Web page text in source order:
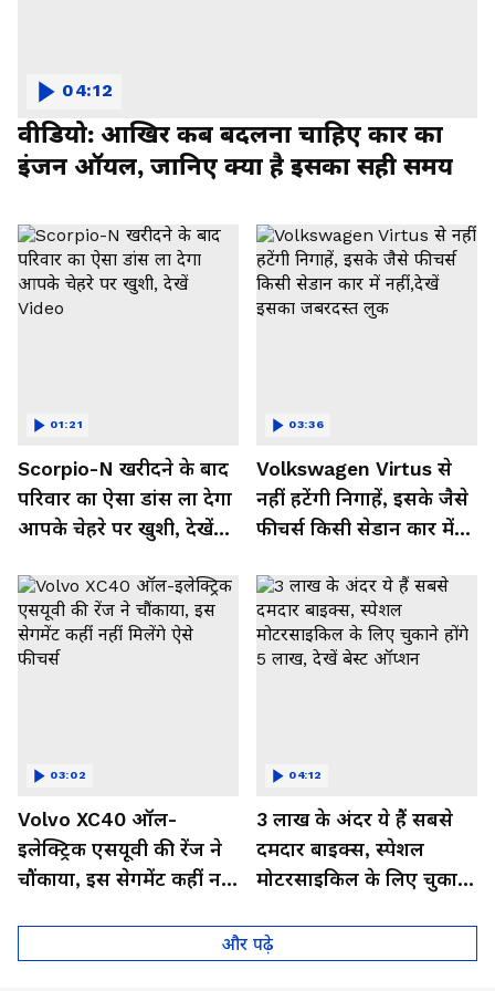
वीडियो: आखिर कब बदलना चाहिए कार का
इंजन ऑयल, जानिए क्या है इसका सही समय
04:12
Scorpio-N खरीदने के बाद
परिवार का ऐसा डांस ला देगा
आपके चेहरे पर खुशी, देखें
01:21
Volkswagen Virtus से
नहीं हटेंगी निगाहें, इसके जैसे
फीचर्स किसी सेडान कार में
03:36
Volvo XC40 ऑल-
इलेक्ट्रिक एसयूवी की रेंज ने
चौंकाया, इस सेगमेंट कहीं नहीं
03:02
3 लाख के अंदर ये हैं सबसे
दमदार बाइक्स, स्पेशल
मोटरसाइकिल के लिए चुकाने
ऑप्शन
04:12
और पढ़े